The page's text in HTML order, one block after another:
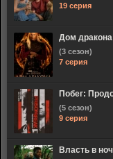
19 серия
Дом дракона
(3 сезон)
7 серия
Побег:
(5 сезон)
9 серия
Власть в